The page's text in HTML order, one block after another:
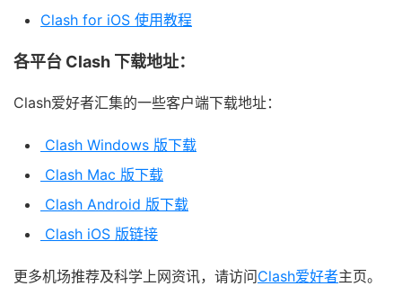
Clash for iOS 使用教程
各平台 Clash 下载地址：
Clash爱好者汇集的一些客户端下载地址：
Clash Windows 版下载
Clash Mac 版下载
Clash Android 版下载
Clash iOS 版链接
更多机场推荐及科学上网资讯，请访问Clash爱好者主页。